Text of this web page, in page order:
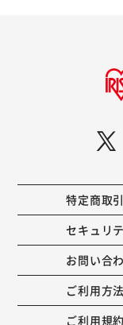
特定商取
セキュリ
お問い合
ご利用方法
ご利用規約